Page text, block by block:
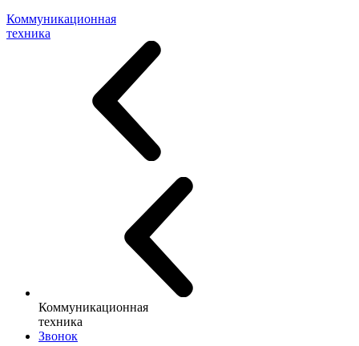
Коммуникационная
техника
Коммуникационная
техника
Звонок